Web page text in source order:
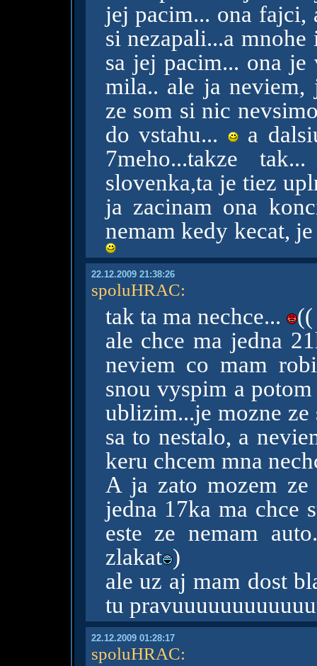
jej pacim... ona fajci,
si nezapali...a
sa jej pacim... ona je
mila.. ale ja neviem,
ze som si nic
do vstahu...
a
7meho...takze
slovenka,ta je tiez
ja zacinam ona
nemam kedy kecat,
22.12.2009 21:38:26
spoluHRAC:
tak ta ma nechce...
((
ale chce ma jedna
neviem co mam
snou vyspim a
ublizim...je mozne
sa to nestalo, a
keru chcem mna
A ja zato mozem ze
jedna 17ka ma chce
este ze nemam
zlakat )
ale uz aj mam dost
tu
22.12.2009 01:28:17
spoluHRAC: